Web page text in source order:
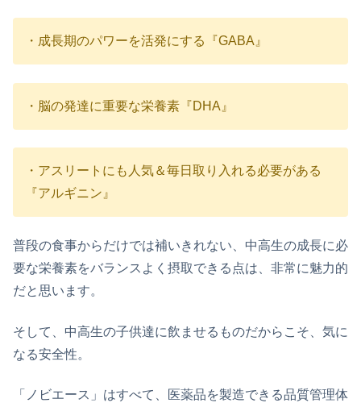
・成長期のパワーを活発にする『GABA』
・脳の発達に重要な栄養素『DHA』
・アスリートにも人気＆毎日取り入れる必要がある
『アルギニン』
普段の食事からだけでは補いきれない、中高生の成長に必
要な栄養素をバランスよく摂取できる点は、非常に魅力的
だと思います。
そして、中高生の子供達に飲ませるものだからこそ、気に
なる安全性。
「ノビエース」はすべて、医薬品を製造できる品質管理体